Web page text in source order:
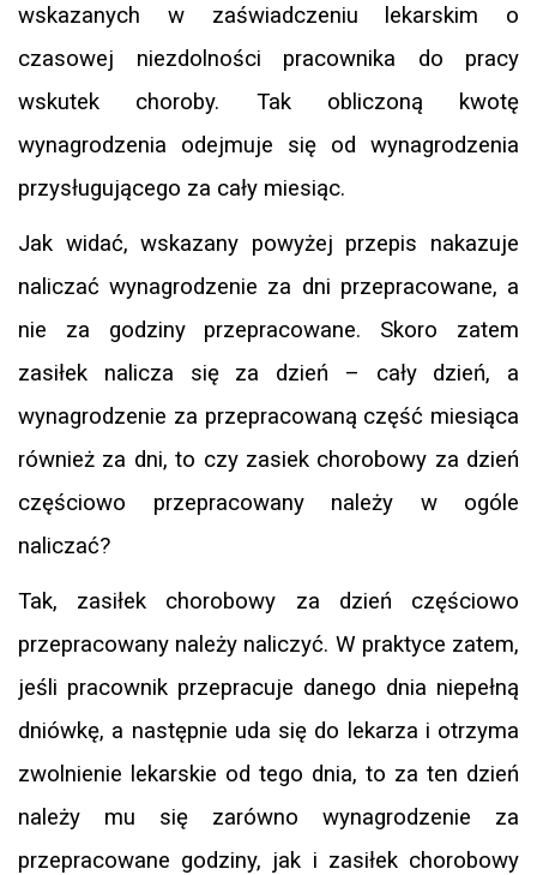
wskazanych w zaświadczeniu lekarskim o
czasowej niezdolności pracownika do pracy
wskutek choroby. Tak obliczoną kwotę
wynagrodzenia odejmuje się od wynagrodzenia
przysługującego za cały miesiąc.
Jak widać, wskazany powyżej przepis nakazuje
naliczać wynagrodzenie za dni przepracowane, a
nie za godziny przepracowane. Skoro zatem
zasiłek nalicza się za dzień – cały dzień, a
wynagrodzenie za przepracowaną część miesiąca
również za dni, to czy zasiek chorobowy za dzień
częściowo przepracowany należy w ogóle
naliczać?
Tak, zasiłek chorobowy za dzień częściowo
przepracowany należy naliczyć. W praktyce zatem,
jeśli pracownik przepracuje danego dnia niepełną
dniówkę, a następnie uda się do lekarza i otrzyma
zwolnienie lekarskie od tego dnia, to za ten dzień
należy mu się zarówno wynagrodzenie za
przepracowane godziny, jak i zasiłek chorobowy